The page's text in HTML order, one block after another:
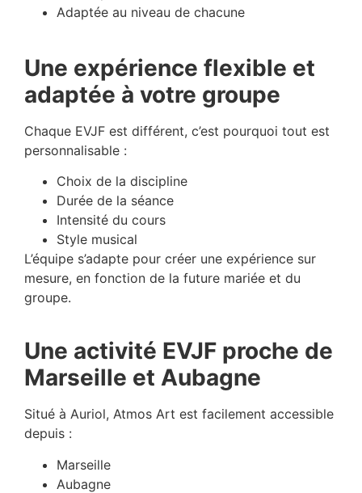
Adaptée au niveau de chacune
Une expérience flexible et
adaptée à votre groupe
Chaque EVJF est différent, c’est pourquoi tout est
personnalisable :
Choix de la discipline
Durée de la séance
Intensité du cours
Style musical
L’équipe s’adapte pour créer une expérience sur
mesure, en fonction de la future mariée et du
groupe.
Une activité EVJF proche de
Marseille et Aubagne
Situé à Auriol, Atmos Art est facilement accessible
depuis :
Marseille
Aubagne